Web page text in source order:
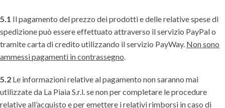
5.1 Il pagamento del prezzo dei prodotti e delle relative spese di
spedizione può essere effettuato attraverso il servizio PayPal o
tramite carta di credito utilizzando il servizio PayWay. Non sono
ammessi pagamenti in contrassegno.
5.2 Le informazioni relative al pagamento non saranno mai
utilizzate da La Piaia S.r.l. se non per completare le procedure
relative all’acquisto e per emettere i relativi rimborsi in caso di